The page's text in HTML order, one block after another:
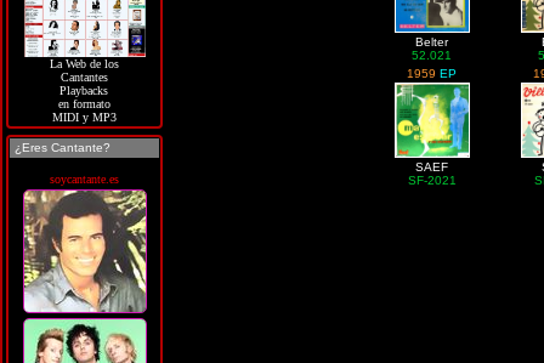
La Web de los
Cantantes
Playbacks
en formato
MIDI y MP3
¿Eres Cantante?
soycantante.es
Belter
52.021
1959EP
SAEF
SF-2021